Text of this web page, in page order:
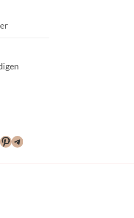
Pinterest
Telegram